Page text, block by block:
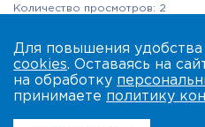
Количество просмотров: 2
Для повышения удобства
cookies. Оставаясь на
на обработку
принимаете политику